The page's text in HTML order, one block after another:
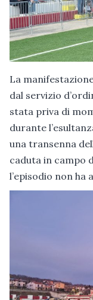
La
dal servizio
stata priva di
durante
una transenna
caduta in campo
l’episodio non ha